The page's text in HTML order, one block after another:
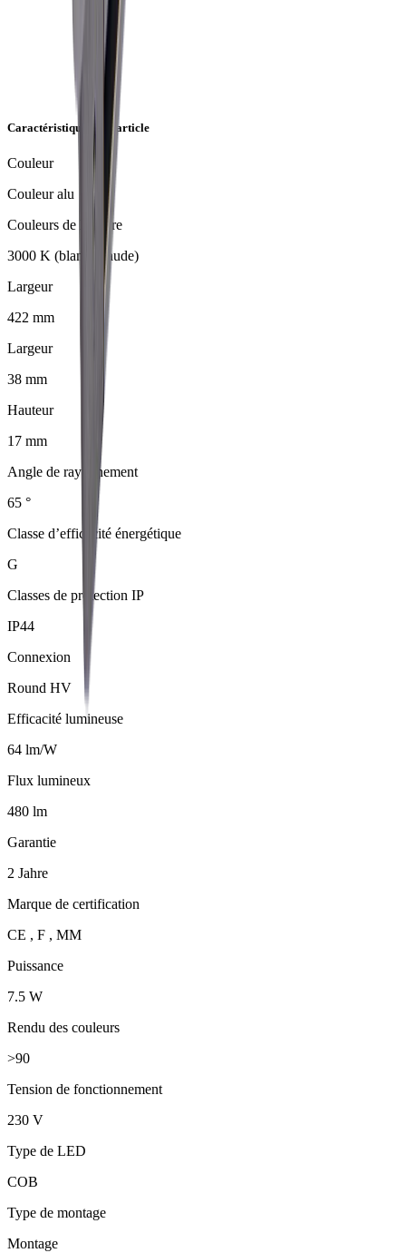
Caractéristiques de l'article
Couleur
Couleur alu
Couleurs de lumière
3000 K (blanc chaude)
Largeur
422 mm
Largeur
38 mm
Hauteur
17 mm
Angle de rayonnement
65 °
Classe d’efficacité énergétique
G
Classes de protection IP
IP44
Connexion
Round HV
Efficacité lumineuse
64 lm/W
Flux lumineux
480 lm
Garantie
2 Jahre
Marque de certification
CE , F , MM
Puissance
7.5 W
Rendu des couleurs
>90
Tension de fonctionnement
230 V
Type de LED
COB
Type de montage
Montage